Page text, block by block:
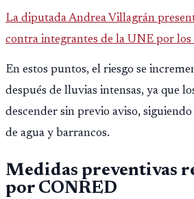
La diputada Andrea Villagrán
contra integrantes de la UNE por los
ilícita, terrorismo y sedición.
En estos puntos, el riesgo se
después de lluvias intensas, ya que
descender sin previo aviso,
de agua y barrancos.
Medidas preventivas
por CONRED